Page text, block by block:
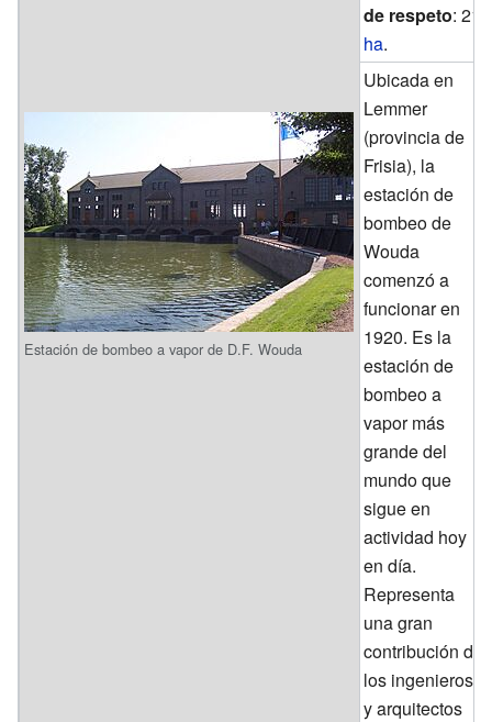
Estación de bombeo a vapor de D.F. Wouda
de respeto: 21
ha.
Ubicada en
Lemmer
(provincia de
Frisia), la
estación de
bombeo de
Wouda
comenzó a
funcionar en
1920. Es la
estación de
bombeo a
vapor más
grande del
mundo que
sigue en
actividad hoy
en día.
Representa
una gran
contribución de
los ingenieros
y arquitectos